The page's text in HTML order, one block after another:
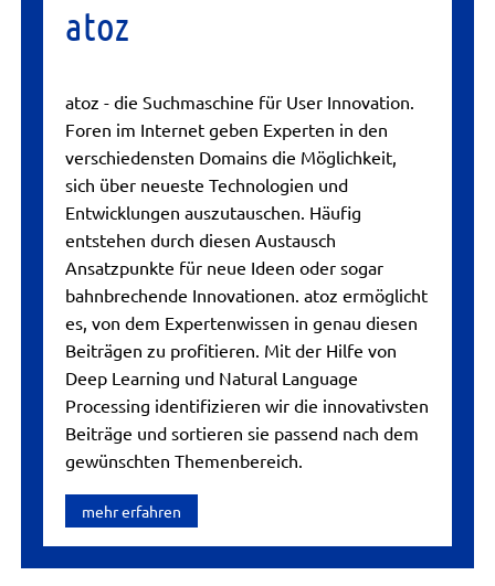
atoz
atoz - die Suchmaschine für User Innovation.
Foren im Internet geben Experten in den
verschiedensten Domains die Möglichkeit,
sich über neueste Technologien und
Entwicklungen auszutauschen. Häufig
entstehen durch diesen Austausch
Ansatzpunkte für neue Ideen oder sogar
bahnbrechende Innovationen. atoz ermöglicht
es, von dem Expertenwissen in genau diesen
Beiträgen zu profitieren. Mit der Hilfe von
Deep Learning und Natural Language
Processing identifizieren wir die innovativsten
Beiträge und sortieren sie passend nach dem
gewünschten Themenbereich.
mehr erfahren